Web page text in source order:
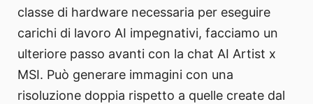
classe di hardware necessaria per eseguire
carichi di lavoro AI impegnativi, facciamo un
ulteriore passo avanti con la chat AI Artist x
MSI. Può generare immagini con una
risoluzione doppia rispetto a quelle create dal